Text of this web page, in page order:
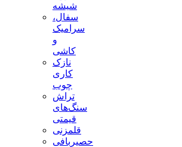
شیشه
سفال،
سرامیک
و
کاشی
نازک
کاری
چوب
تراش
سنگ‌های
قیمتی
قلمزنی
حصیربافی